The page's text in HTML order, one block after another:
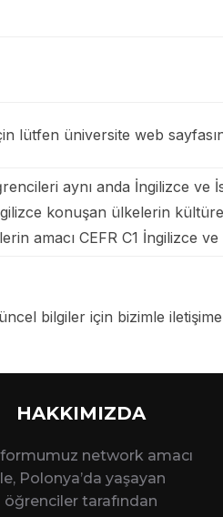
lütfen üniversite web
aynı anda İngilizce
konuşan ülkelerin
amacı CEFR C1 İngilizce
bilgiler için bizimle
HAKKIMIZDA
network amacı
Polonya’da yaşayan
öğrenciler tarafından